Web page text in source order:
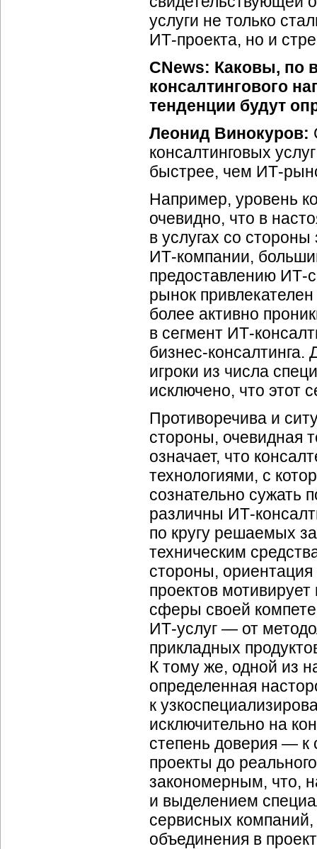
услуги не только
ИТ-проекта, но и
CNews: Каковы, по
консалтингового
тенденции будут
Леонид Винокуров:
консалтинговых
быстрее, чем ИТ-
Например, уровень
очевидно, что в
в услугах со
ИТ-компании,
предоставлению ИТ-
рынок
более активно
в сегмент ИТ-
бизнес-консалтинга.
игроки из числа
исключено, что этот
Противоречива и
стороны, очевидная
означает, что
технологиями, с
сознательно сужать
различны ИТ-
по кругу решаемых
техническим
стороны,
проектов
сферы своей
ИТ-услуг — от
прикладных
К тому же, одной из
определенная
к
исключительно на
степень доверия — к
проекты до
закономерным, что,
и выделением
сервисных компаний,
объединения в